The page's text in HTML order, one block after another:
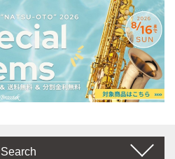
Search